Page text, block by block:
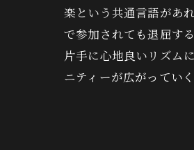
楽という共通言語があ
で参加されても退屈す
片手に心地良いリズム
ニティーが広がってい